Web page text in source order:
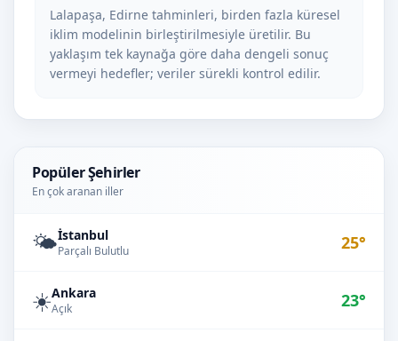
Popüler Şehirler
En çok aranan iller
🌤️İstanbul
Parçalı Bulutlu 25°
☀️Ankara
Açık 23°
Lalapaşa, Edirne tahminleri, birden fazla küresel
iklim modelinin birleştirilmesiyle üretilir. Bu
yaklaşım tek kaynağa göre daha dengeli sonuç
vermeyi hedefler; veriler sürekli kontrol edilir.